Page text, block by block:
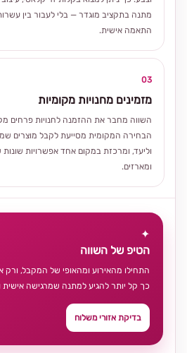
מתנה בתקציב מוגדר — בלי לעבור בין
התאמה אישית.
03
מזמינים מחנויות מקומיות
השווה מחבר את ההזמנה לחנויות פרחים
הבחירה המקומית מסייעת לקבל מוצרים
וליעד, ומרכזת במקום אחד אפשרויות שונות
ומארזים.
✦
הטיפ של השווה
התחילו מהאירוע ומהאופי של המקבל, ורק
כך קל יותר להגיע למתנה שמרגישה אישית
בדיקת אזורי משלוח